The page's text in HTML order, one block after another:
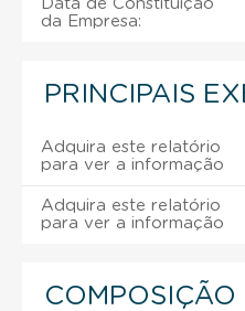
Data de Constituição
da Empresa:
PRINCIPAIS
Adquira este relatório
para ver a informação
Adquira este relatório
para ver a informação